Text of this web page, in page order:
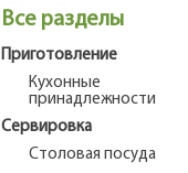
Все разделы
Приготовление
Кухонные
принадлежности
Сервировка
Столовая посуда